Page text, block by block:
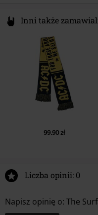
10.
Dead On The Vine
Inni także
99.90 zł
Liczba opinii: 0
Napisz opinię o: The